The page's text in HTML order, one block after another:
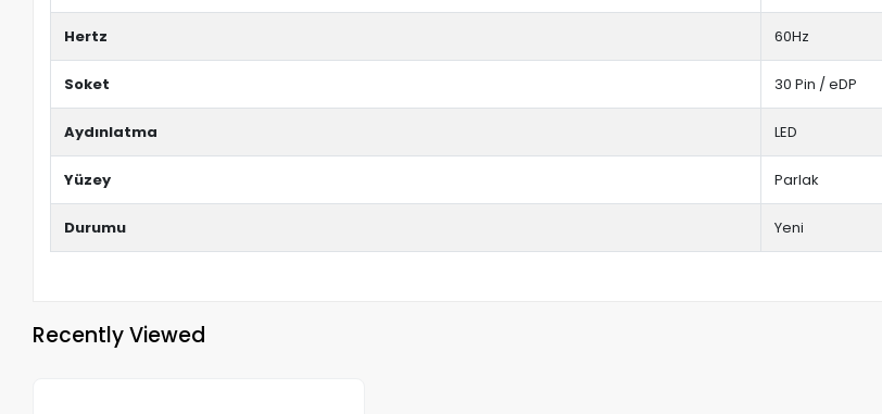
Hertz 60Hz
Soket 30 Pin / eDP
Aydınlatma LED
Yüzey Parlak
Durumu Yeni
Recently Viewed